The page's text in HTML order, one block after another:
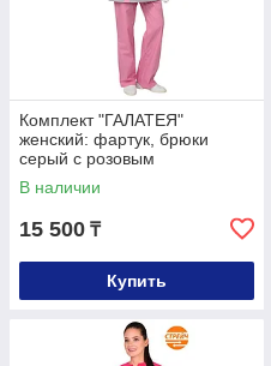
Комплект "ГАЛАТЕЯ"
женский: фартук, брюки
серый с розовым
В наличии
15 500 ₸
Купить